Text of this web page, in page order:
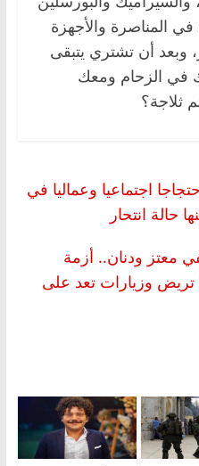
في المناصرة والأجهزة
وبعد أن تشتري يتبقى
في الزحام ومعك
ثلاجة؟
الاحتجاجات: 15 احتجاجا اجتماعيا وعماليا في
حالة انتحار
معتز ودنان.. أزمة
بلا تريض وزيارات تعد على